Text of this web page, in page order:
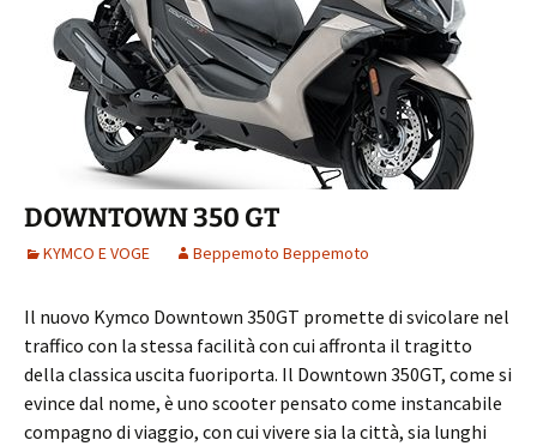
DOWNTOWN 350 GT
KYMCO E VOGE Beppemoto Beppemoto
Il nuovo Kymco Downtown 350GT promette di svicolare nel
traffico con la stessa facilità con cui affronta il tragitto
della classica uscita fuoriporta. Il Downtown 350GT, come si
evince dal nome, è uno scooter pensato come instancabile
compagno di viaggio, con cui vivere sia la città, sia lunghi